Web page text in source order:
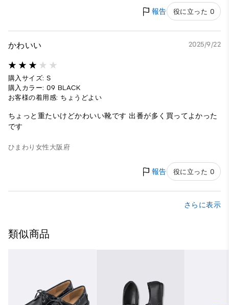
報告 役に立った 0
かわいい 2025/9/22
購入サイズ: S
購入カラー: 09 BLACK
お客様の着用感: ちょうどよい
ちょっと重たいけどかわいい靴です 出番が多く買ってよかった
です
ひまわり 女性 大阪府
報告 役に立った 0
さらに表示
類似商品